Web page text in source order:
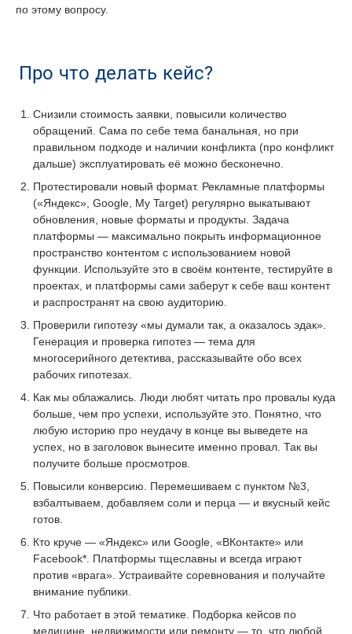
по этому вопросу.
Про что делать кейс?
Снизили стоимость заявки, повысили количество
обращений. Сама по себе тема банальная, но при
правильном подходе и наличии конфликта (про конфликт
дальше) эксплуатировать её можно бесконечно.
Протестировали новый формат. Рекламные платформы
(«Яндекс», Google, My Target) регулярно выкатывают
обновления, новые форматы и продукты. Задача
платформы — максимально покрыть информационное
пространство контентом с использованием новой
функции. Используйте это в своём контенте, тестируйте в
проектах, и платформы сами заберут к себе ваш контент
и распространят на свою аудиторию.
Проверили гипотезу «мы думали так, а оказалось эдак».
Генерация и проверка гипотез — тема для
многосерийного детектива, рассказывайте обо всех
рабочих гипотезах.
Как мы облажались. Люди любят читать про провалы куда
больше, чем про успехи, используйте это. Понятно, что
любую историю про неудачу в конце вы выведете на
успех, но в заголовок вынесите именно провал. Так вы
получите больше просмотров.
Повысили конверсию. Перемешиваем с пунктом №3,
взбалтываем, добавляем соли и перца — и вкусный кейс
готов.
Кто круче — «Яндекс» или Google, «ВКонтакте» или
Facebook*. Платформы тщеславны и всегда играют
против «врага». Устраивайте соревнования и получайте
внимание публики.
Что работает в этой тематике. Подборка кейсов по
медицине, недвижимости или ремонту — то, что любой